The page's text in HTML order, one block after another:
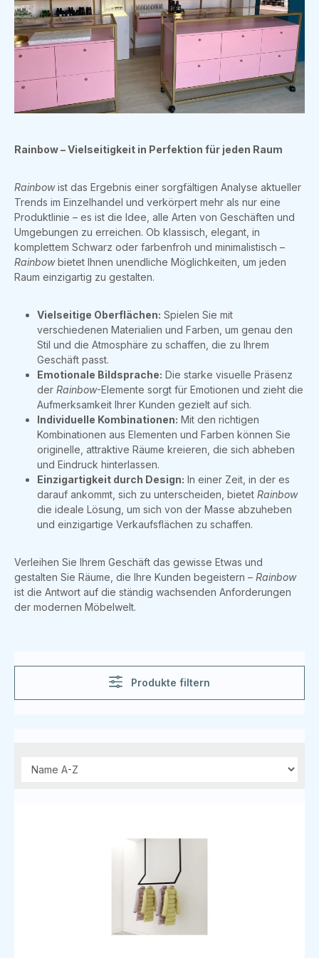
Rainbow – Vielseitigkeit in Perfektion für jeden Raum
Rainbowist das Ergebnis einer sorgfältigen Analyse aktueller
Trends im Einzelhandel und verkörpert mehr als nur eine
Produktlinie – es ist die Idee, alle Arten von Geschäften und
Umgebungen zu erreichen. Ob klassisch, elegant, in
komplettem Schwarz oder farbenfroh und minimalistisch –
Rainbowbietet Ihnen unendliche Möglichkeiten, um jeden
Raum einzigartig zu gestalten.
Vielseitige Oberflächen: Spielen Sie mit
verschiedenen Materialien und Farben, um genau den
Stil und die Atmosphäre zu schaffen, die zu Ihrem
Geschäft passt.
Emotionale Bildsprache: Die starke visuelle Präsenz
der Rainbow-Elemente sorgt für Emotionen und zieht die
Aufmerksamkeit Ihrer Kunden gezielt auf sich.
Individuelle Kombinationen: Mit den richtigen
Kombinationen aus Elementen und Farben können Sie
originelle, attraktive Räume kreieren, die sich abheben
und Eindruck hinterlassen.
Einzigartigkeit durch Design: In einer Zeit, in der es
darauf ankommt, sich zu unterscheiden, bietet Rainbow
die ideale Lösung, um sich von der Masse abzuheben
und einzigartige Verkaufsflächen zu schaffen.
Verleihen Sie Ihrem Geschäft das gewisse Etwas und
gestalten Sie Räume, die Ihre Kunden begeistern – Rainbow
ist die Antwort auf die ständig wachsenden Anforderungen
der modernen Möbelwelt.
Produkte filtern